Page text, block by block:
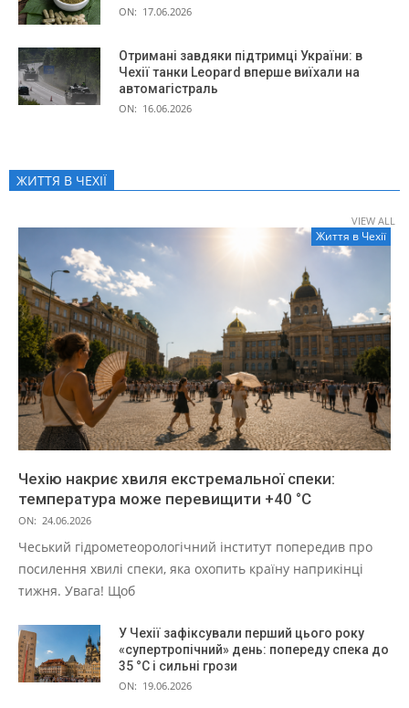
ON: 17.06.2026
Отримані завдяки підтримці України: в
Чехії танки Leopard вперше виїхали на
автомагістраль
ON: 16.06.2026
ЖИТТЯ В ЧЕXІЇ
VIEW ALL
Життя в Чеxії
Чехію накриє хвиля екстремальної спеки:
температура може перевищити +40 °C
ON: 24.06.2026
Чеський гідрометеорологічний інститут попередив про
посилення хвилі спеки, яка охопить країну наприкінці
тижня. Увага! Щоб
У Чехії зафіксували перший цього року
«супертропічний» день: попереду спека до
35 °C і сильні грози
ON: 19.06.2026